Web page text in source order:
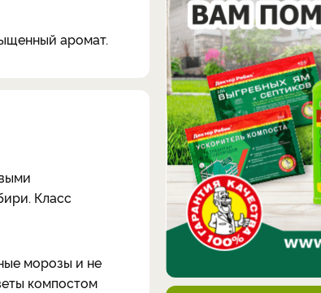
аромат.
Класс
морозы и не
компостом